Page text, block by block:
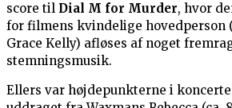
score til Dial M for Murder, hvor
for filmens kvindelige hovedperson
Grace Kelly) afløses af noget
stemningsmusik.
Ellers var højdepunkterne i